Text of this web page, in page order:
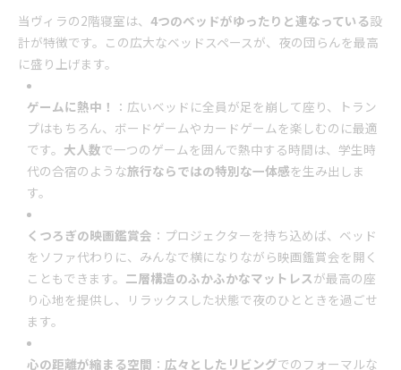
当ヴィラの2階寝室は、 4つのベッドがゆったりと連なっている設
計が特徴です。この広大なベッドスペースが、夜の団らんを最高
に盛り上げます。
ゲームに熱中！ ：広いベッドに全員が足を崩して座り、トラン
プはもちろん、ボードゲームやカードゲームを楽しむのに最適
です。 大人数で一つのゲームを囲んで熱中する時間は、学生時
代の合宿のような旅行ならではの特別な一体感を生み出しま
す。
くつろぎの映画鑑賞会 ：プロジェクターを持ち込めば、ベッド
をソファ代わりに、みんなで横になりながら映画鑑賞会を開く
こともできます。 二層構造のふかふかなマットレスが最高の座
り心地を提供し、リラックスした状態で夜のひとときを過ごせ
ます。
心の距離が縮まる空間 ： 広々としたリビングでのフォーマルな